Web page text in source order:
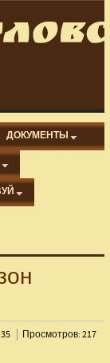
ДОКУМЕНТЫ
Просмотров: 217